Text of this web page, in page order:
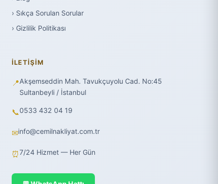
› Sıkça Sorulan Sorular
› Gizlilik Politikası
İLETIŞIM
📍Akşemseddin Mah. Tavukçuyolu Cad. No:45
Sultanbeyli / İstanbul
📞0533 432 04 19
✉info@cemilnakliyat.com.tr
⏰7/24 Hizmet — Her Gün